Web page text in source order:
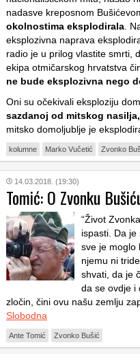
nadasve kreposnom
okolnostima eksplodirala .
eksplozivna naprava
radio je u prilog vlastite smrti,
ekipa otmičarskog hrvatstva
ne bude eksplozivna nego
Oni su očekivali eksploziju
sazdanoj od mitskog
mitsko domoljublje je
kolumne Marko Vučetić Zvonko
14.03.2018. (19:30)
Tomić: O Zvonku
“Život
ispasti. Da je
sve je moglo
njemu ni
shvati, da je
da se ovdje i
zločin, čini ovu našu zemlju
Slobodna
Ante Tomić Zvonko Bušić